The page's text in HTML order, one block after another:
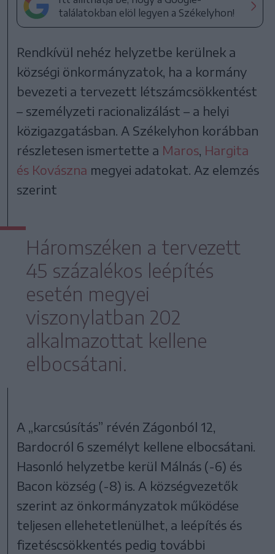
találatokban elöl legyen a Székelyhon!
Rendkívül nehéz helyzetbe kerülnek a
községi önkormányzatok, ha a kormány
bevezeti a tervezett létszámcsökkentést
– személyzeti racionalizálást – a helyi
közigazgatásban. A Székelyhon korábban
részletesen ismertette a Maros, Hargita
és Kovászna megyei adatokat. Az elemzés
szerint
Háromszéken a tervezett
45 százalékos leépítés
esetén megyei
viszonylatban 202
alkalmazottat kellene
elbocsátani.
A „karcsúsítás” révén Zágonból 12,
Bardocról 6 személyt kellene elbocsátani.
Hasonló helyzetbe kerül Málnás (-6) és
Bacon község (-8) is. A községvezetők
szerint az önkormányzatok működése
teljesen ellehetetlenülhet, a leépítés és
fizetéscsökkentés pedig további